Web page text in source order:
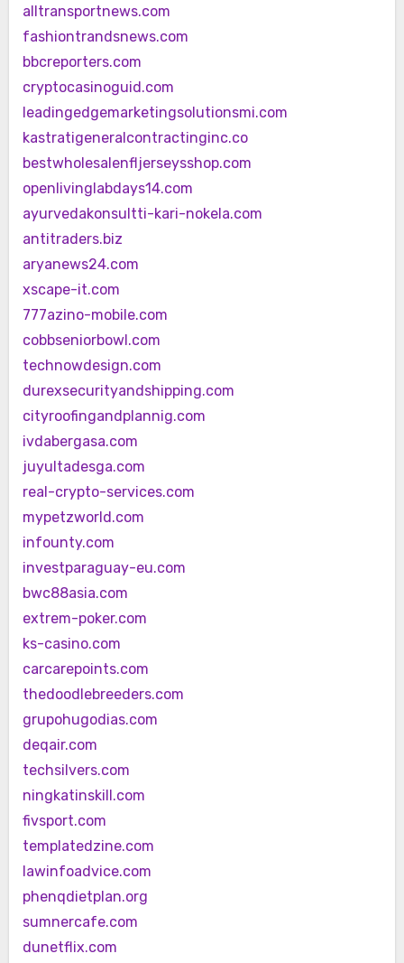
alltransportnews.com
fashiontrandsnews.com
bbcreporters.com
cryptocasinoguid.com
leadingedgemarketingsolutionsmi.com
kastratigeneralcontractinginc.co
bestwholesalenfljerseysshop.com
openlivinglabdays14.com
ayurvedakonsultti-kari-nokela.com
antitraders.biz
aryanews24.com
xscape-it.com
777azino-mobile.com
cobbseniorbowl.com
technowdesign.com
durexsecurityandshipping.com
cityroofingandplannig.com
ivdabergasa.com
juyultadesga.com
real-crypto-services.com
mypetzworld.com
infounty.com
investparaguay-eu.com
bwc88asia.com
extrem-poker.com
ks-casino.com
carcarepoints.com
thedoodlebreeders.com
grupohugodias.com
deqair.com
techsilvers.com
ningkatinskill.com
fivsport.com
templatedzine.com
lawinfoadvice.com
phenqdietplan.org
sumnercafe.com
dunetflix.com